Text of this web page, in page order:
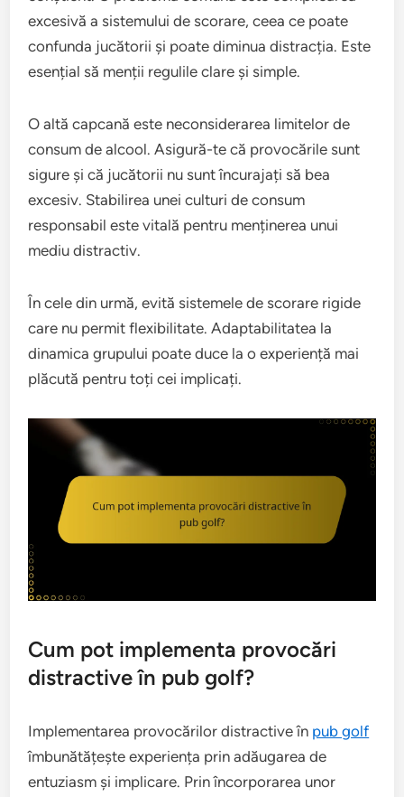
excesivă a sistemului de scorare, ceea ce poate
confunda jucătorii și poate diminua distracția. Este
esențial să menții regulile clare și simple.
O altă capcană este neconsiderarea limitelor de
consum de alcool. Asigură-te că provocările sunt
sigure și că jucătorii nu sunt încurajați să bea
excesiv. Stabilirea unei culturi de consum
responsabil este vitală pentru menținerea unui
mediu distractiv.
În cele din urmă, evită sistemele de scorare rigide
care nu permit flexibilitate. Adaptabilitatea la
dinamica grupului poate duce la o experiență mai
plăcută pentru toți cei implicați.
Cum pot implementa provocări
distractive în pub golf?
Implementarea provocărilor distractive în pub golf
îmbunătățește experiența prin adăugarea de
entuziasm și implicare. Prin încorporarea unor